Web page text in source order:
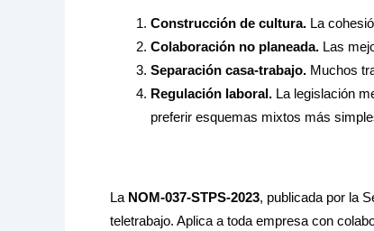
Construcción de cultura. La
Colaboración no planeada. Las
Separación casa-trabajo. Muchos
Regulación laboral. La legislación
preferir esquemas mixtos más
La NOM-037-STPS-2023, publicada por la
teletrabajo. Aplica a toda empresa con